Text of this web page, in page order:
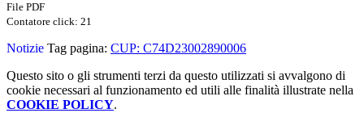
File PDF
Contatore click: 21
Notizie Tag pagina: CUP: C74D23002890006
Questo sito o gli strumenti terzi da questo utilizzati si avvalgono di
cookie necessari al funzionamento ed utili alle finalità illustrate nella
COOKIE POLICY.